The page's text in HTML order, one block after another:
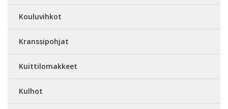
Kouluvihkot
Kranssipohjat
Kuittilomakkeet
Kulhot